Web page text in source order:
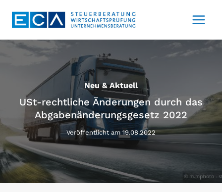
Inhalt
Neu & Aktuell
USt-rechtliche Änderungen durch das
Abgabenänderungsgesetz 2022
Veröffentlicht am 19.08.2022